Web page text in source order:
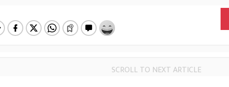
SCROLL TO NEXT ARTICLE